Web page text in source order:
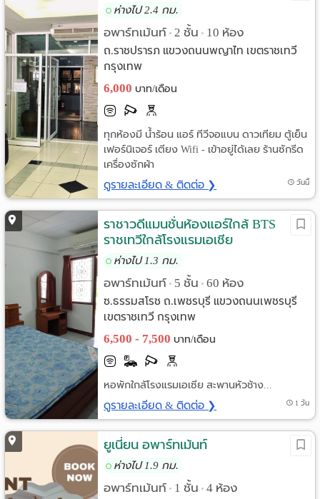
ห่างไป 2.4 กม.
อพาร์ทเม้นท์ • 2 ชั้น • 10 ห้อง
ถ.ราชปรารภ แขวงถนนพญาไท เขตราชเทวี
กรุงเทพ
6,000 บาท/เดือน
ทุกห้องมี น้ำร้อน แอร์ ทีวีจอแบน ดาวเทียม ตู้เย็น
เฟอร์นิเจอร์ เตียง Wifi - เข้าอยู่ได้เลย ร้านซักรีด
เครื่องซักผ้า
ดูรายละเอียด & ติดต่อ ❯ วันนี้
ราชาวดีแมนชั่นห้องแอร์ใกล้ BTS
ราชเทวีใกล้โรงแรมเอเชีย
ห่างไป 1.3 กม.
อพาร์ทเม้นท์ • 5 ชั้น • 60 ห้อง
ซ.ธรรมสโรช ถ.เพชรบุรี แขวงถนนเพชรบุรี
เขตราชเทวี กรุงเทพ
6,500 - 7,500 บาท/เดือน
หอพักใกล้โรงแรมเอเซีย สะพานหัวช้าง...
ดูรายละเอียด & ติดต่อ ❯ 1 วัน
ยูเนี่ยน อพาร์ทเม้นท์
ห่างไป 1.9 กม.
อพาร์ทเม้นท์ • 1 ชั้น • 4 ห้อง